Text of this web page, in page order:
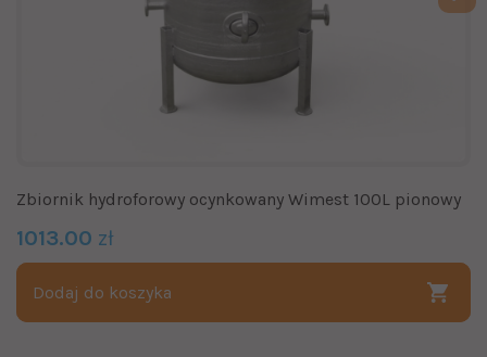
Zbiornik hydroforowy ocynkowany Wimest 100L pionowy
1013.00 zł
Dodaj do koszyka